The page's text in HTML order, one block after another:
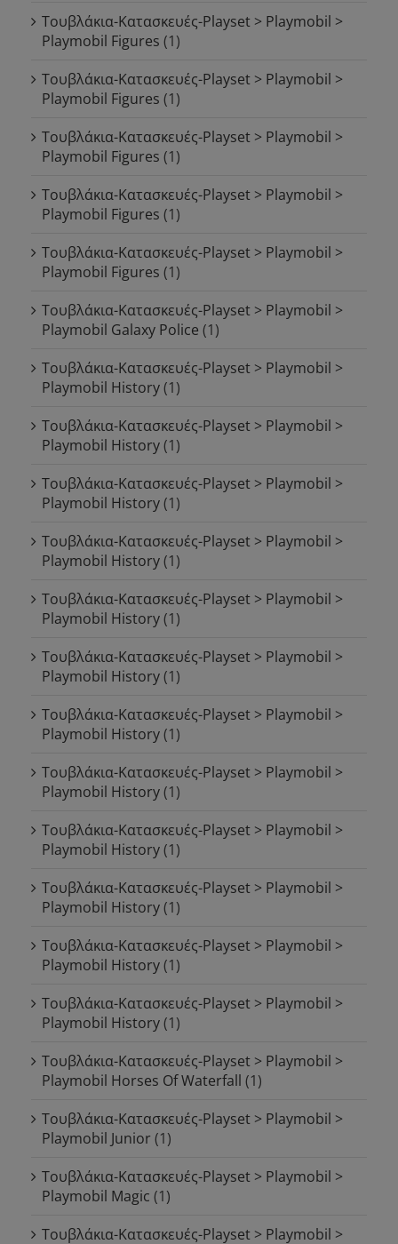
Τουβλάκια-Κατασκευές-Playset > Playmobil >
Playmobil Figures (1)
Τουβλάκια-Κατασκευές-Playset > Playmobil >
Playmobil Figures (1)
Τουβλάκια-Κατασκευές-Playset > Playmobil >
Playmobil Figures (1)
Τουβλάκια-Κατασκευές-Playset > Playmobil >
Playmobil Figures (1)
Τουβλάκια-Κατασκευές-Playset > Playmobil >
Playmobil Figures (1)
Τουβλάκια-Κατασκευές-Playset > Playmobil >
Playmobil Galaxy Police (1)
Τουβλάκια-Κατασκευές-Playset > Playmobil >
Playmobil History(1)
Τουβλάκια-Κατασκευές-Playset > Playmobil >
Playmobil History(1)
Τουβλάκια-Κατασκευές-Playset > Playmobil >
Playmobil History(1)
Τουβλάκια-Κατασκευές-Playset > Playmobil >
Playmobil History(1)
Τουβλάκια-Κατασκευές-Playset > Playmobil >
Playmobil History(1)
Τουβλάκια-Κατασκευές-Playset > Playmobil >
Playmobil History(1)
Τουβλάκια-Κατασκευές-Playset > Playmobil >
Playmobil History(1)
Τουβλάκια-Κατασκευές-Playset > Playmobil >
Playmobil History(1)
Τουβλάκια-Κατασκευές-Playset > Playmobil >
Playmobil History(1)
Τουβλάκια-Κατασκευές-Playset > Playmobil >
Playmobil History(1)
Τουβλάκια-Κατασκευές-Playset > Playmobil >
Playmobil History(1)
Τουβλάκια-Κατασκευές-Playset > Playmobil >
Playmobil History(1)
Τουβλάκια-Κατασκευές-Playset > Playmobil >
Playmobil Horses Of Waterfall (1)
Τουβλάκια-Κατασκευές-Playset > Playmobil >
Playmobil Junior (1)
Τουβλάκια-Κατασκευές-Playset > Playmobil >
Playmobil Magic (1)
Τουβλάκια-Κατασκευές-Playset > Playmobil >